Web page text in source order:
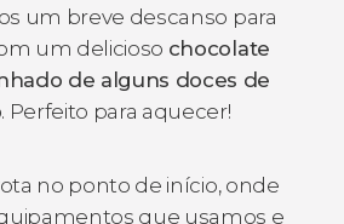
um breve descanso para
um delicioso chocolate
de alguns doces de
. Perfeito para aquecer!
no ponto de início, onde
que usamos e